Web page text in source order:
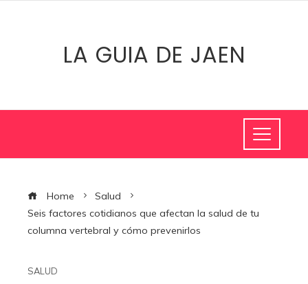
LA GUIA DE JAEN
Home
Salud
Seis factores cotidianos que afectan la salud de tu
columna vertebral y cómo prevenirlos
SALUD